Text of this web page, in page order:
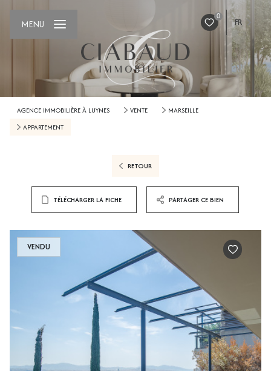
0
FR
MENU
AGENCE IMMOBILIÈRE À LUYNES VENTE
MARSEILLE
APPARTEMENT
RETOUR
TÉLÉCHARGER LA FICHE PARTAGER CE BIEN
VENDU